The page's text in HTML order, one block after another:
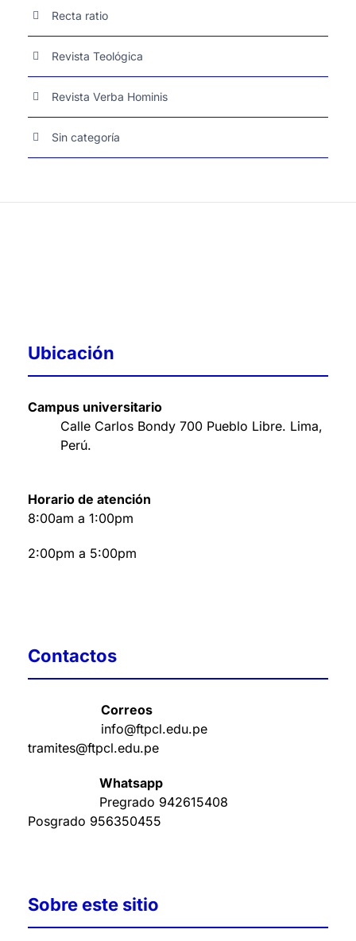
Recta ratio
Revista Teológica
Revista Verba Hominis
Sin categoría
Ubicación
Campus universitario
Calle Carlos Bondy 700 Pueblo Libre. Lima,
Perú.
Horario de atención
8:00am a 1:00pm
2:00pm a 5:00pm
Contactos
Correos
info@ftpcl.edu.pe
tramites@ftpcl.edu.pe
Whatsapp
Pregrado 942615408
Posgrado 956350455
Sobre este sitio